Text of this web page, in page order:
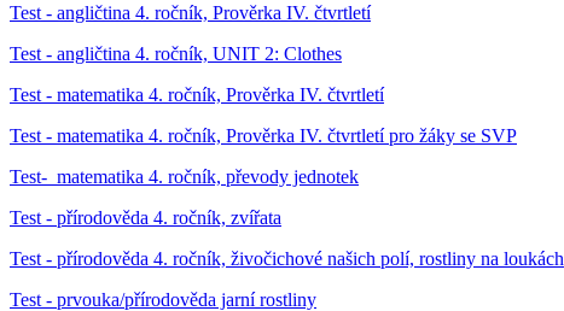
Test - angličtina 4. ročník, Prověrka IV. čtvrtletí
Test - angličtina 4. ročník, UNIT 2: Clothes
Test - matematika 4. ročník, Prověrka IV. čtvrtletí
Test - matematika 4. ročník, Prověrka IV. čtvrtletí pro žáky se SVP
Test- matematika 4. ročník, převody jednotek
Test - přírodověda 4. ročník, zvířata
Test - přírodověda 4. ročník, živočichové našich polí, rostliny na loukách
Test - prvouka/přírodověda jarní rostliny